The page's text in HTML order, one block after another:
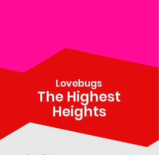
Lovebugs
The Highest
Heights